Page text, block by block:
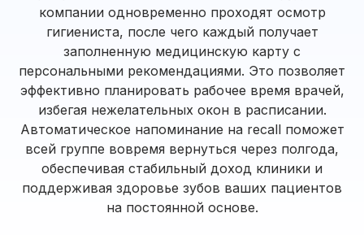
компании одновременно проходят осмотр
гигиениста, после чего каждый получает
заполненную медицинскую карту с
персональными рекомендациями. Это позволяет
эффективно планировать рабочее время врачей,
избегая нежелательных окон в расписании.
Автоматическое напоминание на recall поможет
всей группе вовремя вернуться через полгода,
обеспечивая стабильный доход клиники и
поддерживая здоровье зубов ваших пациентов
на постоянной основе.